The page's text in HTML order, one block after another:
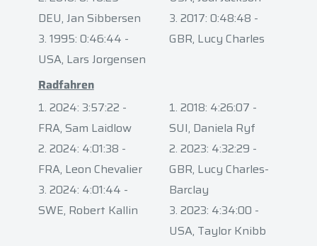
DEU, Jan Sibbersen
1995: 0:46:44 -
USA, Lars Jorgensen
2017: 0:48:48 -
GBR, Lucy Charles
Radfahren
2024: 3:57:22 -
FRA, Sam Laidlow
2024: 4:01:38 -
FRA, Leon Chevalier
2024: 4:01:44 -
SWE, Robert Kallin
2018: 4:26:07 -
SUI, Daniela Ryf
2023: 4:32:29 -
GBR, Lucy Charles-
Barclay
2023: 4:34:00 -
USA, Taylor Knibb